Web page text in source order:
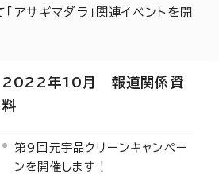
アサギマダラ」関連イベントを開
2022年10月 報道関係資
料
第9回元宇品クリーンキャンペー
ンを開催します！